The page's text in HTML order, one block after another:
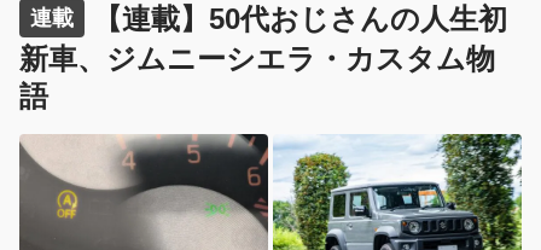
冷めることなく、当然のようにシエラもイジる気満々。初の
リフトアップ仕様にあーだこーだと妄想が止まりませ
ん。“人生初の新車”を、ときにD.I.Yで、ときにプロの手腕を
頼ってどうイジっていくのか!? オーナー目線のカスタム物語
を不定期連載でお届けします！
連載
【連載】50代おじさんの人生初
新車、ジムニーシエラ・カスタム物
語